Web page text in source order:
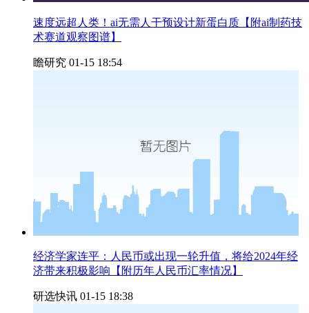
速度远超人类！ai无需人干预设计新蛋白质【附ai制药技
术赛道观察图谱】
瞻研究 01-15 18:54
经济学家连平：人民币或出现一轮升值，将给2024年经
济带来积极影响【附历年人民币汇率情况】
研选快讯 01-15 18:38